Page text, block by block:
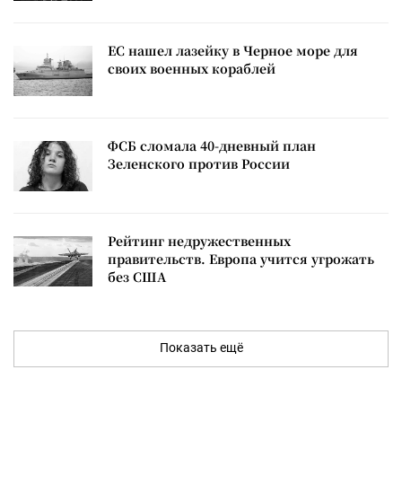
ЕС нашел лазейку в Черное море для
своих военных кораблей
ФСБ сломала 40-дневный план
Зеленского против России
Рейтинг недружественных
правительств. Европа учится угрожать
без США
Показать ещё